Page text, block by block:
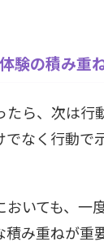
験の積み重
ら、次は行
でなく行動で
いても、一
み重ねが重